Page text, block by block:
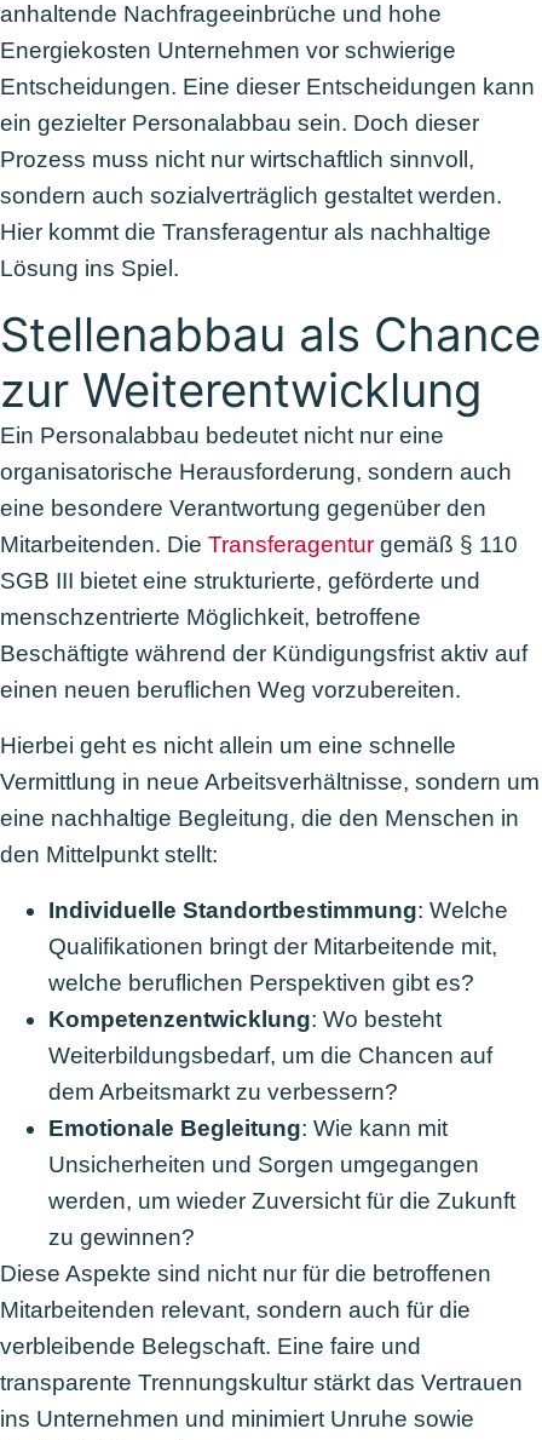
anhaltende Nachfrageeinbrüche und hohe
Energiekosten Unternehmen vor schwierige
Entscheidungen. Eine dieser Entscheidungen kann
ein gezielter Personalabbau sein. Doch dieser
Prozess muss nicht nur wirtschaftlich sinnvoll,
sondern auch sozialverträglich gestaltet werden.
Hier kommt die Transferagentur als nachhaltige
Lösung ins Spiel.
Stellenabbau als Chance
zur Weiterentwicklung
Ein Personalabbau bedeutet nicht nur eine
organisatorische Herausforderung, sondern auch
eine besondere Verantwortung gegenüber den
Mitarbeitenden. Die Transferagentur gemäß § 110
SGB III bietet eine strukturierte, geförderte und
menschzentrierte Möglichkeit, betroffene
Beschäftigte während der Kündigungsfrist aktiv auf
einen neuen beruflichen Weg vorzubereiten.
Hierbei geht es nicht allein um eine schnelle
Vermittlung in neue Arbeitsverhältnisse, sondern um
eine nachhaltige Begleitung, die den Menschen in
den Mittelpunkt stellt:
Individuelle Standortbestimmung: Welche
Qualifikationen bringt der Mitarbeitende mit,
welche beruflichen Perspektiven gibt es?
Kompetenzentwicklung: Wo besteht
Weiterbildungsbedarf, um die Chancen auf
dem Arbeitsmarkt zu verbessern?
Emotionale Begleitung: Wie kann mit
Unsicherheiten und Sorgen umgegangen
werden, um wieder Zuversicht für die Zukunft
zu gewinnen?
Diese Aspekte sind nicht nur für die betroffenen
Mitarbeitenden relevant, sondern auch für die
verbleibende Belegschaft. Eine faire und
transparente Trennungskultur stärkt das Vertrauen
ins Unternehmen und minimiert Unruhe sowie